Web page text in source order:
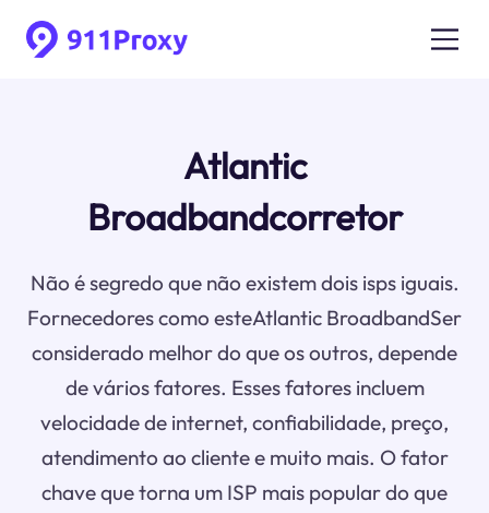
Atlantic
Broadbandcorretor
Não é segredo que não existem dois isps iguais.
Fornecedores como esteAtlantic BroadbandSer
considerado melhor do que os outros, depende
de vários fatores. Esses fatores incluem
velocidade de internet, confiabilidade, preço,
atendimento ao cliente e muito mais. O fator
chave que torna um ISP mais popular do que